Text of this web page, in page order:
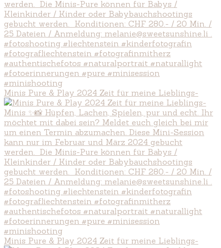
Minis Pure & Play 2024 Zeit für meine Lieblings-
Minis Pure & Play 2024 Zeit für meine Lieblings-